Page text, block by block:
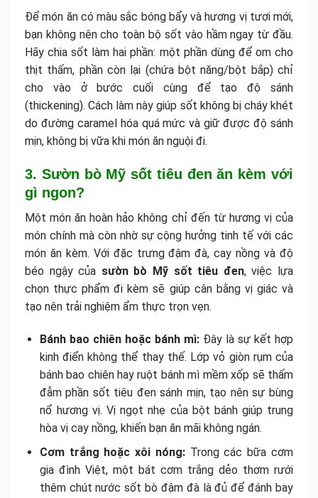
Để món ăn có màu sắc bóng bẩy và hương vị tươi mới,
bạn không nên cho toàn bộ sốt vào hầm ngay từ đầu.
Hãy chia sốt làm hai phần: một phần dùng để om cho
thịt thấm, phần còn lại (chứa bột năng/bột bắp) chỉ
cho vào ở bước cuối cùng để tạo độ sánh
(thickening). Cách làm này giúp sốt không bị cháy khét
do đường caramel hóa quá mức và giữ được độ sánh
mịn, không bị vữa khi món ăn nguội đi.
3. Sườn bò Mỹ sốt tiêu đen ăn kèm với
gì ngon?
Một món ăn hoàn hảo không chỉ đến từ hương vị của
món chính mà còn nhờ sự cộng hưởng tinh tế với các
món ăn kèm. Với đặc trưng đậm đà, cay nồng và độ
béo ngậy của sườn bò Mỹ sốt tiêu đen, việc lựa
chọn thực phẩm đi kèm sẽ giúp cân bằng vị giác và
tạo nên trải nghiệm ẩm thực trọn vẹn.
Bánh bao chiên hoặc bánh mì:Đây là sự kết hợp
kinh điển không thể thay thế. Lớp vỏ giòn rụm của
bánh bao chiên hay ruột bánh mì mềm xốp sẽ thấm
đẫm phần sốt tiêu đen sánh mịn, tạo nên sự bùng
nổ hương vị. Vị ngọt nhẹ của bột bánh giúp trung
hòa vị cay nồng, khiến bạn ăn mãi không ngán.
Cơm trắng hoặc xôi nóng:Trong các bữa cơm
gia đình Việt, một bát cơm trắng dẻo thơm rưới
thêm chút nước sốt bò đậm đà là đủ để đánh bay